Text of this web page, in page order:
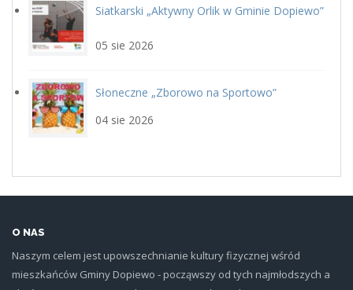
siatka_poziom.jpg
Siatkarski „Aktywny Orlik w Gminie Dopiewo”
22 sierpnia
05 sie 2026
Słoneczne „Zborowo na Sportowo”
04 sie 2026
O NAS
Naszym celem jest upowszechnianie kultury fizycznej wśród
mieszkańców Gminy Dopiewo - począwszy od tych najmłodszych a